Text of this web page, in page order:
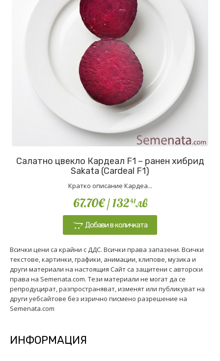
Салатно цвекло Кардеал F1 – ранен хибрид
Sakata (Cardeal F1)
Кратко описание Кардеа...
67.70€/ 13241лв
Добави в количката
Всички цени са крайни с ДДС. Всички права запазени. Всички
текстове, картинки, графики, анимации, клипове, музика и
други материали на настоящия Сайт са защитени с авторски
права на Semenata.com. Тези материали не могат да се
репродуцират, разпространяват, изменят или публикуват на
други уебсайтове без изрично писмено разрешение на
Semenata.com
ИНФОРМАЦИЯ